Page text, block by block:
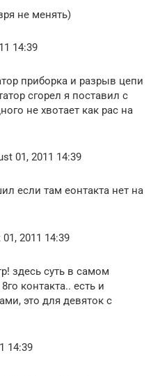
не менять)
14:39
приборка и разрыв цепи
сгорел я поставил с
не хвотает как рас на
01, 2011 14:39
если там еонтакта нет на
2011 14:39
здесь суть в самом
контакта.. есть и
это для девяток с
14:39